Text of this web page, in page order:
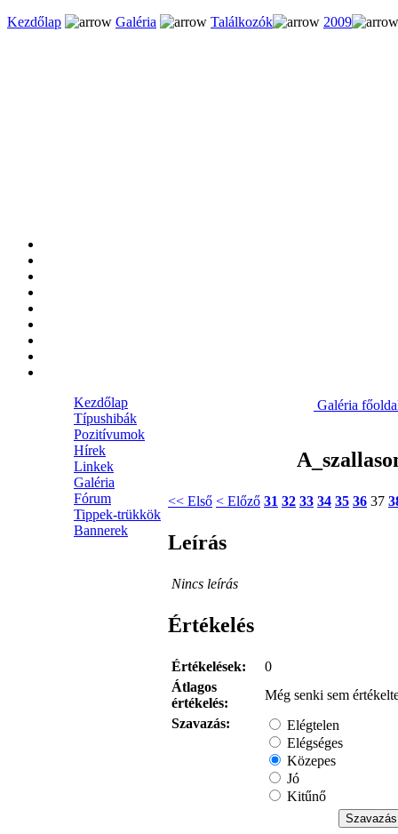
Kezdőlap Galéria Találkozók 2009
Kezdőlap
Típushibák
Pozitívumok
Hírek
Linkek
Galéria
Fórum
Tippek-trükkök
Bannerek
Galéria
<< Első < Előző 31 32 33 34 35 36 37
Leírás
Nincs leírás
Értékelés
Értékelések:
0
Átlagos
értékelés:
Még senki sem
Szavazás:
Elégtelen
Elégséges
Közepes
Jó
Kitűnő